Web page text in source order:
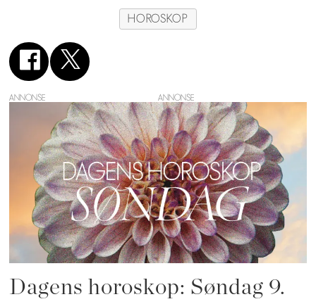
HOROSKOP
ANNONSE
Dagens horoskop: Søndag 9.